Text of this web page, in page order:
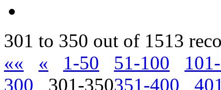
301 to 350 out of 1513
««
« 1-50 51-100
300
301-350351-400